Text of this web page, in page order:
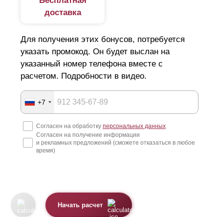
доставка
Для получения этих бонусов, потребуется
указать промокод. Он будет выслан на
указанный номер телефона вместе с
расчетом. Подробности в видео.
+7
Согласен на обработку персональных данных
Согласен на получение информации
и рекламных предложений (сможете отказаться в любое
время)
Начать расчет